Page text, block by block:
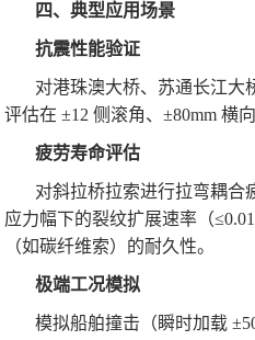
四、典型应用场景
抗震性能验证
对港珠澳大桥、苏通长江大
评估在 ±12 侧滚角、±80mm 横
疲劳寿命评估
对斜拉桥拉索进行拉弯耦合
应力幅下的裂纹扩展速率（
（如碳纤维索）的耐久性。
极端工况模拟
模拟船舶撞击（瞬时加载